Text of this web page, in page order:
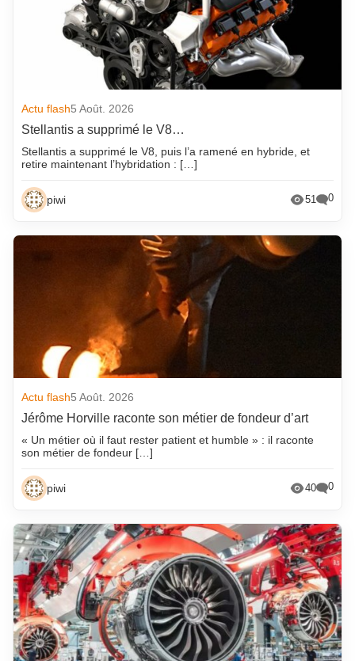
Actu flash5 Août. 2026
Stellantis a supprimé le V8…
Stellantis a supprimé le V8, puis l’a ramené en hybride, et
retire maintenant l’hybridation : […]
piwi 51 0
Actu flash5 Août. 2026
Jérôme Horville raconte son métier de fondeur d’art
« Un métier où il faut rester patient et humble » : il raconte
son métier de fondeur […]
piwi 40 0